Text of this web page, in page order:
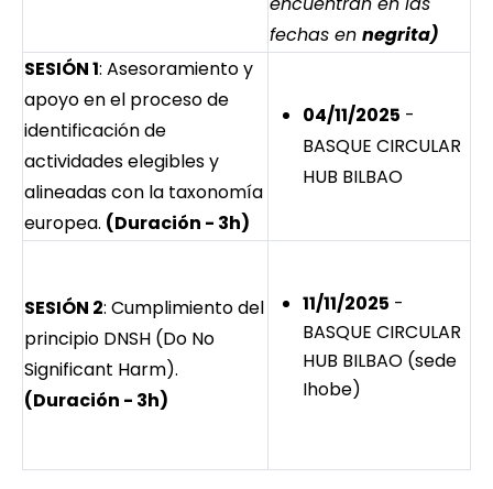
fechas en negrita)
SESIÓN 1: Asesoramiento y
apoyo en el proceso de
identificación de
actividades elegibles y
alineadas con la taxonomía
europea. (Duración - 3h)
04/11/2025 -
BASQUE CIRCULAR
HUB BILBAO
SESIÓN 2: Cumplimiento del
principio DNSH (Do No
Significant Harm).
(Duración - 3h)
11/11/2025 -
BASQUE CIRCULAR
HUB BILBAO (sede
Ihobe)